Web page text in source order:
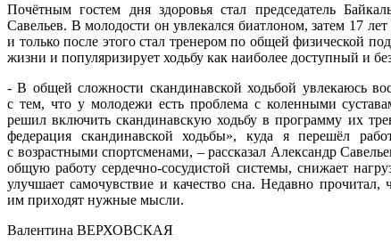
Почётным гостем дня здоровья стал председатель
Савельев. В молодости он увлекался биатлоном, затем 17
и только после этого стал тренером по общей физической
жизни и популяризирует ходьбу как наиболее доступный и
- В общей сложности скандинавской ходьбой увлекаюсь
с тем, что у молодежи есть проблема с коленными
решил включить скандинавскую ходьбу в программу их
федерация скандинавской ходьбы», куда я перешёл
с возрастными спортсменами, – рассказал Александр
общую работу сердечно-сосудистой системы, снижает
улучшает самочувствие и качество сна. Недавно
им приходят нужные мысли.
Валентина ВЕРХОВСКАЯ